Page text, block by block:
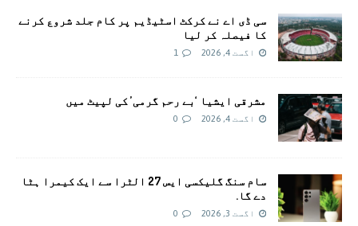
سی ڈی اے نے کرکٹ اسٹیڈیم پر کام جلد شروع کرنے
کا فیصلہ کر لیا
اگست 4, 2026 1
مشرقی ایشیا ‘بے رحم گرمی’ کی لپیٹ میں
اگست 4, 2026 0
سام سنگ گلیکسی ایس 27 الٹرا سے ایک کیمرا ہٹا
دے گا.
اگست 3, 2026 0